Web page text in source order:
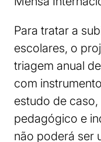
Para tratar a
escolares, o
triagem anual
com
estudo de
pedagógico e
não poderá ser